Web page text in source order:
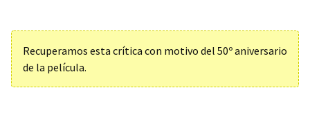
Recuperamos esta crítica con motivo del 50º aniversario
de la película.